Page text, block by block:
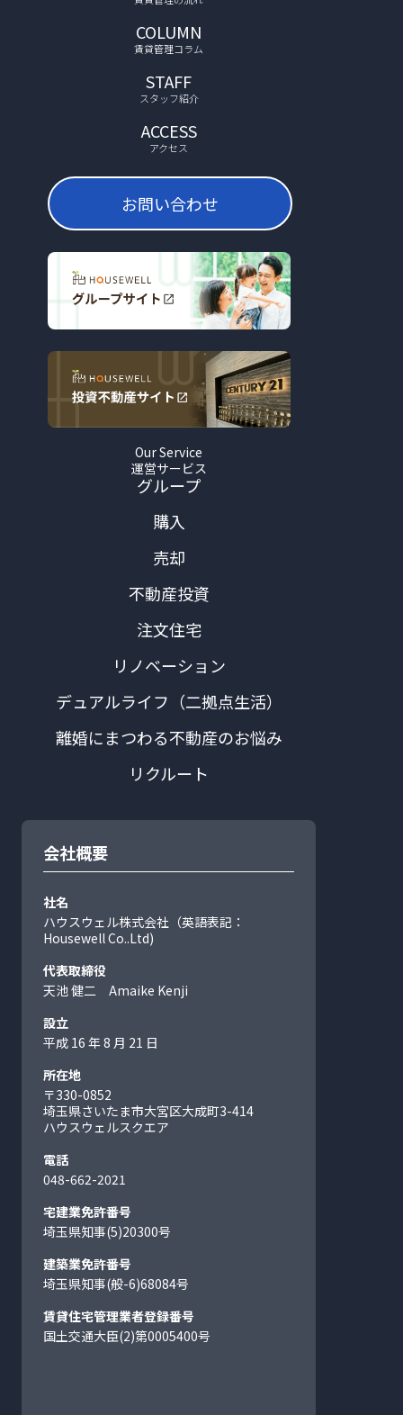
COLUMN
賃貸管理コラム
STAFF
スタッフ紹介
ACCESS
アクセス
お問い合わせ
Our Service
運営サービス
グループ
購入
売却
不動産投資
注文住宅
リノベーション
デュアルライフ（二拠点生活）
離婚にまつわる不動産のお悩み
リクルート
会社概要
社名
ハウスウェル株式会社（英語表記：
Housewell Co..Ltd)
代表取締役
天池 健二 Amaike Kenji
設立
平成 16 年 8 月 21 日
所在地
〒330-0852
埼玉県さいたま市大宮区大成町3-414
ハウスウェルスクエア
電話
048-662-2021
宅建業免許番号
埼玉県知事(5)20300号
建築業免許番号
埼玉県知事(般-6)68084号
賃貸住宅管理業者登録番号
国土交通大臣(2)第0005400号